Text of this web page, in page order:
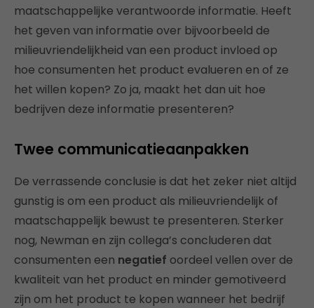
maatschappelijke verantwoorde informatie. Heeft
het geven van informatie over bijvoorbeeld de
milieuvriendelijkheid van een product invloed op
hoe consumenten het product evalueren en of ze
het willen kopen? Zo ja, maakt het dan uit hoe
bedrijven deze informatie presenteren?
Twee communicatieaanpakken
De verrassende conclusie is dat het zeker niet altijd
gunstig is om een product als milieuvriendelijk of
maatschappelijk bewust te presenteren. Sterker
nog, Newman en zijn collega’s concluderen dat
consumenten een negatief oordeel vellen over de
kwaliteit van het product en minder gemotiveerd
zijn om het product te kopen wanneer het bedrijf